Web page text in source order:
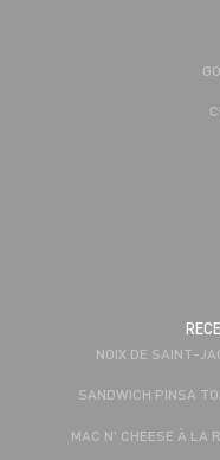
NOIX DE SAINT-
SANDWICH PINSA
MAC N' CHEESE À LA